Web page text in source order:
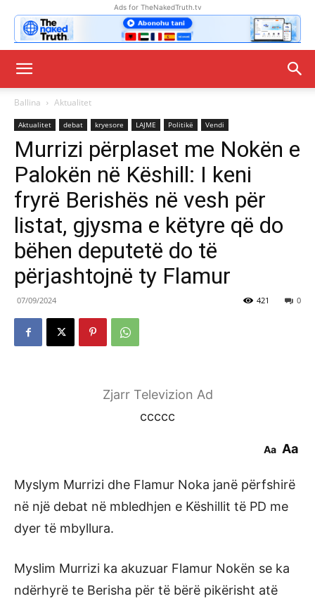
Ads for TheNakedTruth.tv
Ballina Aktualitet
Aktualitet debat kryesore LAJME Politikë Vendi
Murrizi përplaset me Nokën e
Palokën në Këshill: I keni
fryrë Berishës në vesh për
listat, gjysma e këtyre që do
bëhen deputetë do të
përjashtojnë ty Flamur
07/09/2024 0
421
Zjarr Televizion Ad
ccccc
Aa Aa
Myslym Murrizi dhe Flamur Noka janë përfshirë
në një debat në mbledhjen e Këshillit të PD me
dyer të mbyllura.
Myslim Murrizi ka akuzuar Flamur Nokën se ka
ndërhyrë te Berisha për të bërë pikërisht atë